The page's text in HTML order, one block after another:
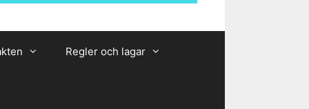
Regler och lagar